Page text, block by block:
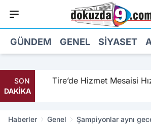
GÜNDEM GENEL SIYASET
SON
DAKİKA
Tire’de Hizmet Mesaisi
Haberler Genel
Şampiyonlar aynı